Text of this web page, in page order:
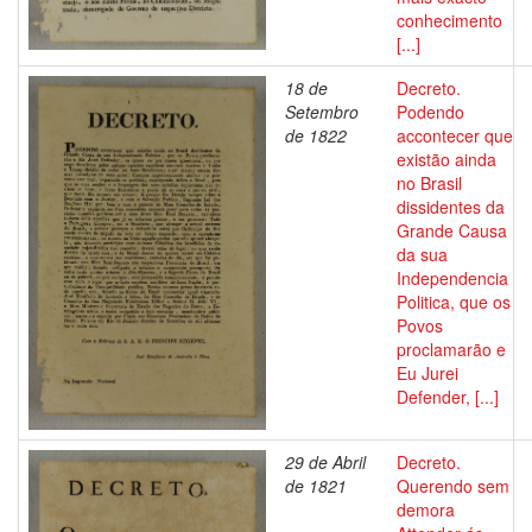
conhecimento
[...]
18 de
Setembro
de 1822
Decreto.
Podendo
accontecer que
existão ainda
no Brasil
dissidentes da
Grande Causa
da sua
Independencia
Politica, que os
Povos
proclamarão e
Eu Jurei
Defender, [...]
29 de Abril
de 1821
Decreto.
Querendo sem
demora